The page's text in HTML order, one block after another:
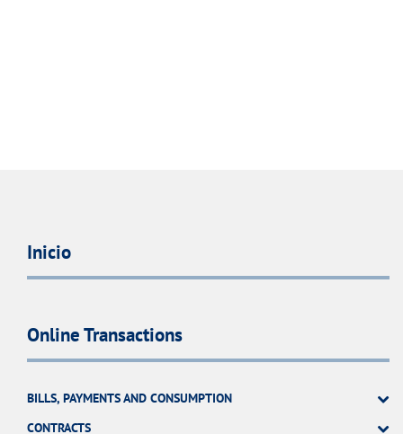
Inicio
Online Transactions
BILLS, PAYMENTS AND CONSUMPTION
CONTRACTS